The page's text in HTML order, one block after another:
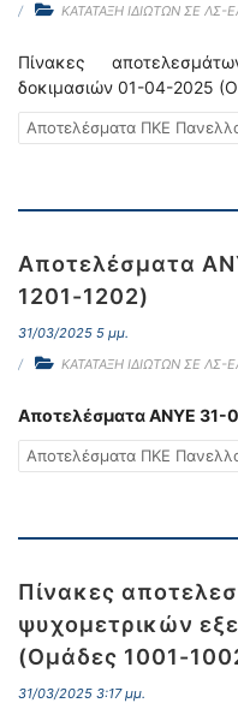
ΚΑΤΑΤΑΞΗ ΙΔΙΩΤΩΝ ΣΕ
Πίνακες
δοκιμασιών 01-04-2025
Αποτελέσματα ΠΚΕ
Αποτελέσματα
1201-1202)
31/03/2025 5 μμ.
ΚΑΤΑΤΑΞΗ ΙΔΙΩΤΩΝ ΣΕ
Αποτελέσματα ΑΝΥΕ 31-
Αποτελέσματα ΠΚΕ
Πίνακες
ψυχομετρικών
(Ομάδες 1001-
31/03/2025 3:17 μμ.